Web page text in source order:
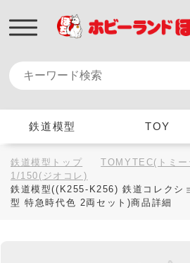
鉄道模型 TOY
鉄道模型トップ
TOMYTEC(トミー
1/150(ジオコレ)
鉄道模型((K255-K256) 鉄道コレクシ
型 特急時代色 2両セット)商品詳細